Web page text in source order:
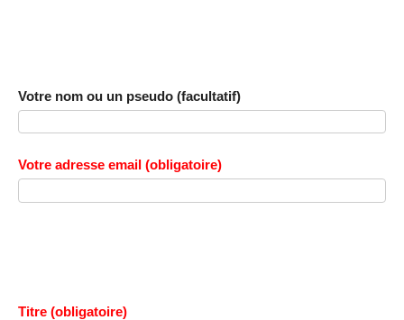
Votre nom ou un pseudo (facultatif)
Votre adresse email (obligatoire)
Titre (obligatoire)